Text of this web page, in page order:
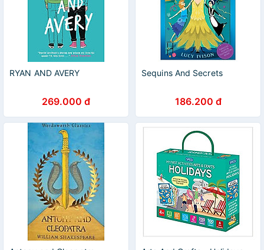
RYAN AND AVERY
269.000 đ
Sequins And Secrets
186.200 đ